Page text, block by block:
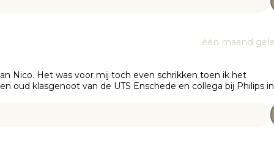
één maand
Nico. Het was voor mij toch even schrikken toen ik het
oud klasgenoot van de UTS Enschede en collega bij Philips in